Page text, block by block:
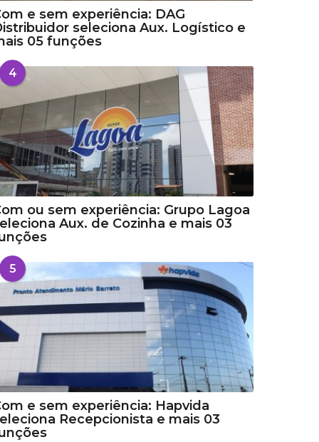
e sem experiência: DAG
seleciona Aux. Logístico e
05 funções
4
ou sem experiência: Grupo Lagoa
Aux. de Cozinha e mais 03
5
e sem experiência: Hapvida
Recepcionista e mais 03